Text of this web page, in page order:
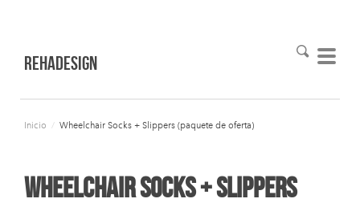
RehaDesign
Inicio / Wheelchair Socks + Slippers (paquete de oferta)
Wheelchair Socks + Slippers